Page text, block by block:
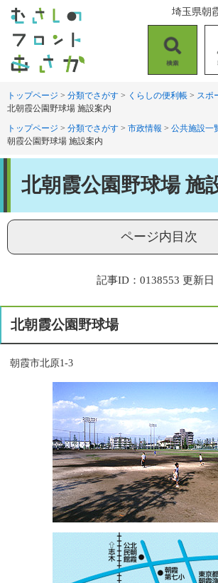
す
し
本
文
索
用
者
埼玉県朝
トップページ > 分類でさがす > くらしの便利帳 > スポ
北朝霞公園野球場 施設案内
トップページ > 分類でさがす > 市政情報 > 公共施設一
朝霞公園野球場 施設案内
北朝霞公園野球場 施
ページ内目次
記事ID：0138553 更新日
北朝霞公園野球場
朝霞市北原1-3